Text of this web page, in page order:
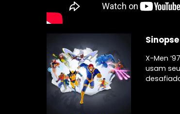
Sinopse
X-Men
usam